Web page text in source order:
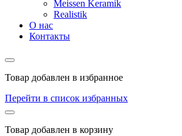
Meissen Keramik
Realistik
О нас
Контакты
Товар добавлен в избранное
Перейти в список избранных
Товар добавлен в корзину